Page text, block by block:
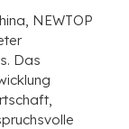
NEWTOP
Das